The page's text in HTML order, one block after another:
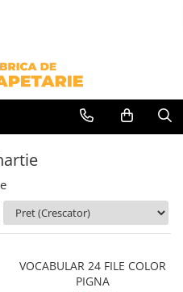
VOCABULAR 24 FILE COLOR
PIGNA